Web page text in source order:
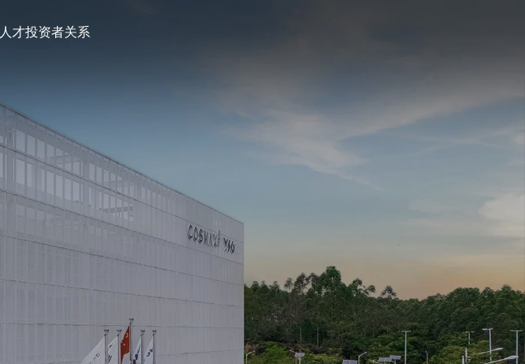
人才投资者关系